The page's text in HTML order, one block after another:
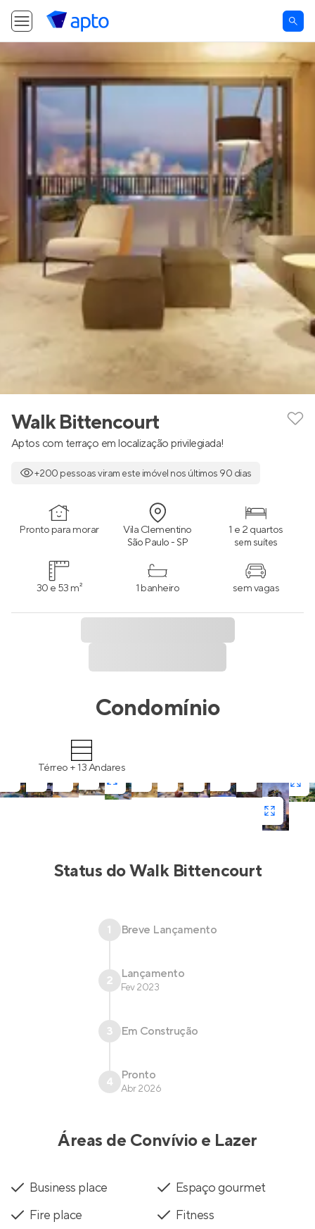
Walk Bittencourt
Aptos com terraço em localização privilegiada!
+200 pessoas viram este imóvel nos últimos 90 dias
Pronto para morar Vila Clementino
São Paulo - SP
1 e 2 quartos
sem suítes
30 e 53 m² 1 banheiro sem vagas
Condomínio
Térreo + 13 Andares
Status doWalk Bittencourt
1 Breve Lançamento
2 Lançamento
Fev 2023
3 Em Construção
4 Pronto
Abr 2026
Áreas de Convívio e Lazer
Business place
Espaço gourmet
Fire place
Fitness